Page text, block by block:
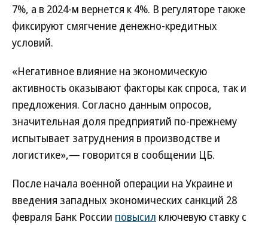
7%, а в 2024-м вернется к 4%. В регуляторе также
фиксируют смягчение денежно-кредитных
условий.
«Негативное влияние на экономическую
активность оказывают факторы как спроса, так и
предложения. Согласно данным опросов,
значительная доля предприятий по-прежнему
испытывает затруднения в производстве и
логистике»,— говорится в сообщении ЦБ.
После начала военной операции на Украине и
введения западных экономических санкций 28
февраля Банк России повысил ключевую ставку с